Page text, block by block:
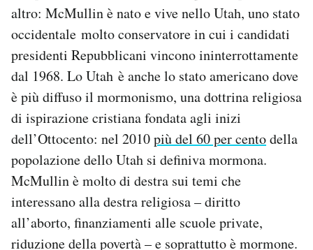
altro: McMullin è nato e vive nello Utah, uno stato
occidentale molto conservatore in cui i candidati
presidenti Repubblicani vincono ininterrottamente
dal 1968. Lo Utah è anche lo stato americano dove
è più diffuso il mormonismo, una dottrina religiosa
di ispirazione cristiana fondata agli inizi
dell’Ottocento: nel 2010più del 60 per centodella
popolazione dello Utah si definiva mormona.
McMullin è molto di destra sui temi che
interessano alla destra religiosa – diritto
all’aborto, finanziamenti alle scuole private,
riduzione della povertà – e soprattutto è mormone.